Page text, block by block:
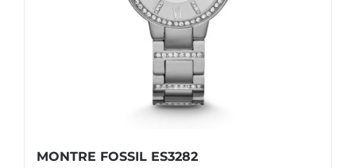
MONTRE FOSSIL ES3282